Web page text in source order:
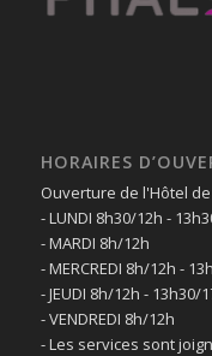
HORAIRES
Ouverture de l'Hôtel de
- LUNDI 8h30/12h -
- MARDI 8h/12h
- MERCREDI 8h/12h -
- JEUDI 8h/12h - 13h30/
- VENDREDI 8h/12h
- Les services sont